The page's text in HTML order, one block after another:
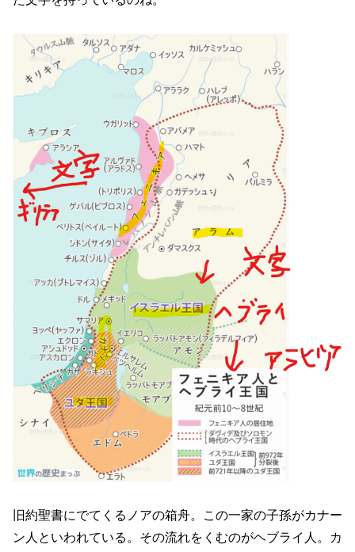
旧約聖書にでてくるノアの箱舟。この一家の子孫がカナー
ン人といわれている。その流れをくむのがヘブライ人。カ